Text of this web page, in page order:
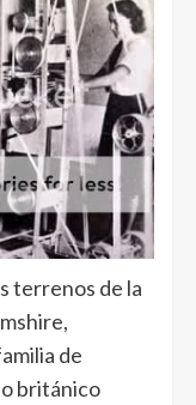
terrenos de la
de
británico